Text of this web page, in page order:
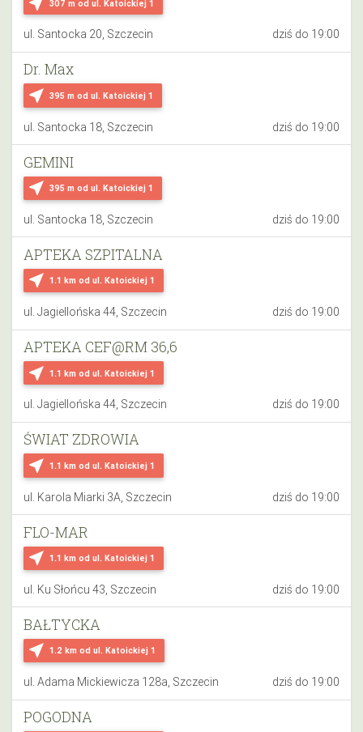
307 m od ul. Katoickiej 1
ul. Santocka 20, Szczecin dziś do 19:00
near_me 395 m od ul. Katoickiej 1
Dr. Max
ul. Santocka 18, Szczecin dziś do 19:00
near_me 395 m od ul. Katoickiej 1
GEMINI
ul. Santocka 18, Szczecin dziś do 19:00
near_me 1.1 km od ul. Katoickiej 1
APTEKA SZPITALNA
ul. Jagiellońska 44, Szczecin dziś do 19:00
near_me 1.1 km od ul. Katoickiej 1
APTEKA CEF@RM 36,6
ul. Jagiellońska 44, Szczecin dziś do 19:00
near_me 1.1 km od ul. Katoickiej 1
ŚWIAT ZDROWIA
ul. Karola Miarki 3A, Szczecin dziś do 19:00
near_me 1.1 km od ul. Katoickiej 1
FLO-MAR
ul. Ku Słońcu 43, Szczecin dziś do 19:00
near_me 1.2 km od ul. Katoickiej 1
BAŁTYCKA
ul. Adama Mickiewicza 128a, Szczecin dziś do 19:00
POGODNA